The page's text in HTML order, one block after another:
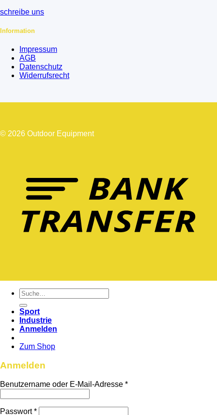
schreibe uns
Information
Impressum
AGB
Datenschutz
Widerrufsrecht
© 2026 Outdoor Equipment
Suche
nach:
Sport
Industrie
Anmelden
Zum Shop
Anmelden
Benutzername oder E-Mail-Adresse *
Passwort*